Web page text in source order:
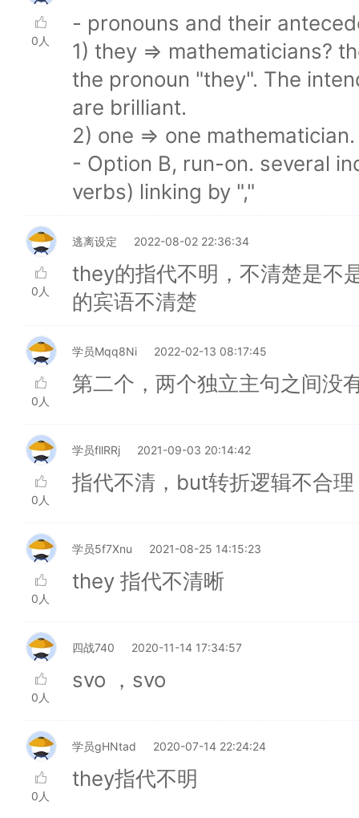
0人
- pronouns and their
1) they => mathematicians?
the pronoun "they". The
are brilliant.
2) one => one
- Option B, run-on. several
verbs) linking by ","
0人
逃离设定 2022-08-02 22:36:34
they的指代不明，不清楚是不
的宾语不清楚
0人
学员Mqq8Ni 2022-02-13 08:17:45
第二个，两个独立主句之间没
0人
学员fllRRj 2021-09-03 20:14:42
指代不清，but转折逻辑不合理
0人
学员5f7Xnu 2021-08-25 14:15:23
they 指代不清晰
0人
四战740 2020-11-14 17:34:57
svo ，svo
0人
学员gHNtad 2020-07-14 22:24:24
they指代不明